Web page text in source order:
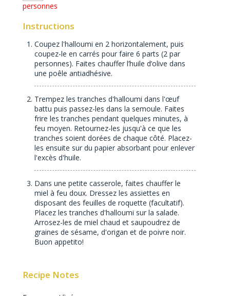
personnes
Instructions
Coupez l'halloumi en 2 horizontalement, puis
coupez-le en carrés pour faire 6 parts (2 par
personnes). Faites chauffer l’huile d’olive dans
une poêle antiadhésive.
Trempez les tranches d'halloumi dans l'œuf
battu puis passez-les dans la semoule. Faites
frire les tranches pendant quelques minutes, à
feu moyen. Retournez-les jusqu'à ce que les
tranches soient dorées de chaque côté. Placez-
les ensuite sur du papier absorbant pour enlever
l'excès d'huile.
Dans une petite casserole, faites chauffer le
miel à feu doux. Dressez les assiettes en
disposant des feuilles de roquette (facultatif).
Placez les tranches d'halloumi sur la salade.
Arrosez-les de miel chaud et saupoudrez de
graines de sésame, d'origan et de poivre noir.
Buon appetito!
Recipe Notes